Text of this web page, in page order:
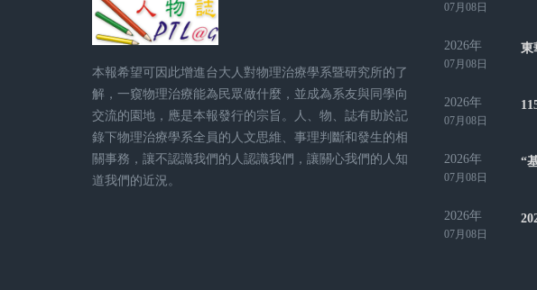
本報希望可因此增進台大人對物理治療學系暨研究所的了
解，一窺物理治療能為民眾做什麼，並成為系友與同學向
交流的園地，應是本報發行的宗旨。人、物、誌有助於記
錄下物理治療學系全員的人文思維、事理判斷和發生的相
關事務，讓不認識我們的人認識我們，讓關心我們的人知
道我們的近況。
07月08日
2026年
07月08日
東
2026年
07月08日
2026年
07月08日
“
2026年
07月08日